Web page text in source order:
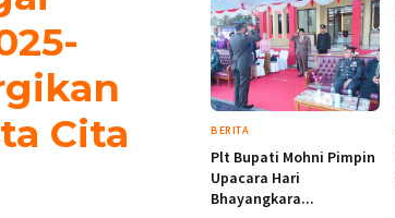
Cita
BERITA
Plt Bupati Mohni Pimpin
Upacara Hari
Bhayangkara...